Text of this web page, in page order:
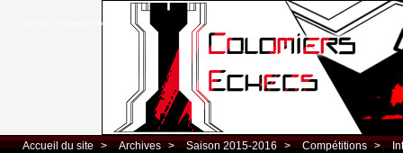
Club d’Echecs Léo Lagrange de Colomiers
Accueil du site > Archives > Saison 2015-2016 > Compétitions >